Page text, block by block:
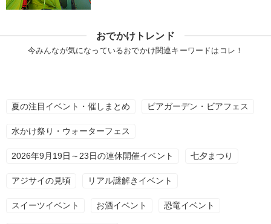
おでかけトレンド
今みんなが気になっているおでかけ関連キーワードはコレ！
夏の注目イベント・催しまとめ ビアガーデン・ビアフェス
水かけ祭り・ウォーターフェス
2026年9月19日～23日の連休開催イベント 七夕まつり
アジサイの見頃 リアル謎解きイベント
スイーツイベント お酒イベント 恐竜イベント